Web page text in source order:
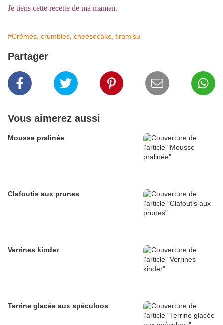
Je tiens cette recette de ma maman.
#Crèmes, crumbles, cheesecake, tiramisu
Partager
Vous aimerez aussi
Mousse pralinée
Clafoutis aux prunes
Verrines kinder
Terrine glacée aux spéculoos